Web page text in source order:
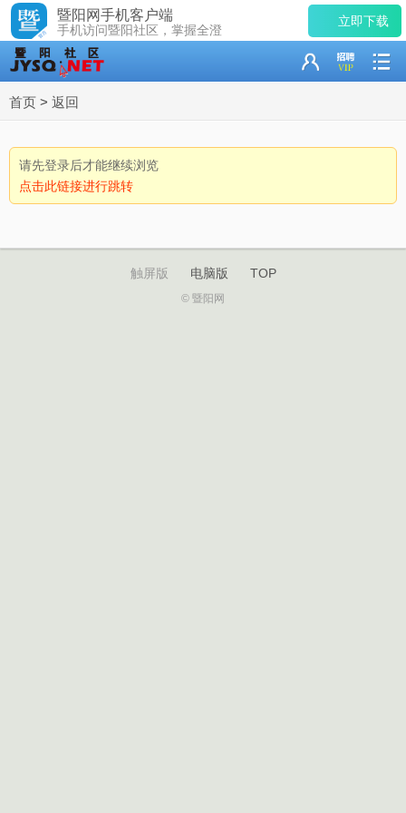
暨阳网手机客户端
手机访问暨阳社区，掌握全澄
立即下载
首页 > 返回
请先登录后才能继续浏览
点击此链接进行跳转
触屏版 电脑版 TOP
© 暨阳网